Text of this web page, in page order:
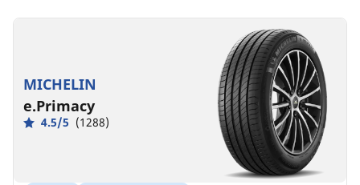
MICHELIN
e.Primacy
4.5/5 (1288)